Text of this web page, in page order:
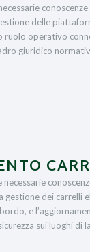
delle
operativo
giuridico
necessarie
gestione dei
e
sui luoghi di